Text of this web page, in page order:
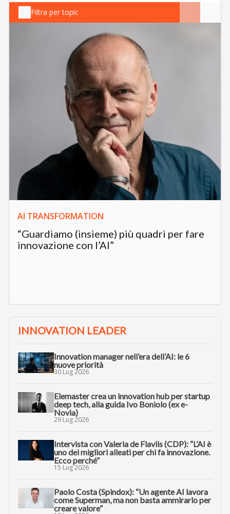
Filtra per topic
AI TRANSFORMATION
“Guardiamo (insieme) più quadri per fare
innovazione con l’AI”
INNOVATION LEADER
Innovation manager nell’era dell’AI: le 6
nuove priorità
30 Lug 2026
Elemaster crea un innovation hub per startup
deep tech, alla guida Ivo Boniolo (ex e-
Novia)
29 Lug 2026
Intervista con Valeria de Flaviis (CDP): “L’AI è
uno dei migliori alleati per chi fa innovazione.
Ecco perché”
15 Lug 2026
Paolo Costa (Spindox): “Un agente AI lavora
come Superman, ma non basta ammirarlo per
creare valore”